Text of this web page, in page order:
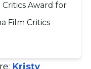
Award for
Film Critics
Kristy